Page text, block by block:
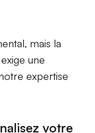
mais la
une
expertise
votre